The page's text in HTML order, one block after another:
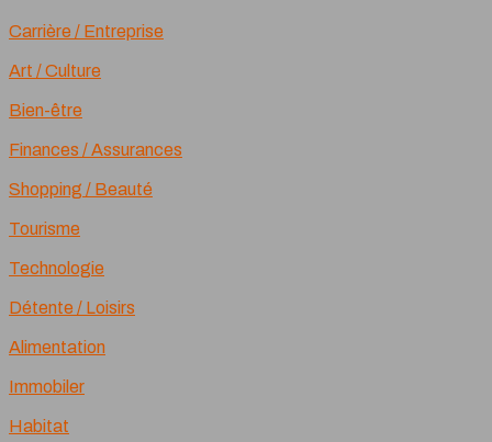
Carrière / Entreprise
Art / Culture
Bien-être
Finances / Assurances
Shopping / Beauté
Tourisme
Technologie
Détente / Loisirs
Alimentation
Immobiler
Habitat